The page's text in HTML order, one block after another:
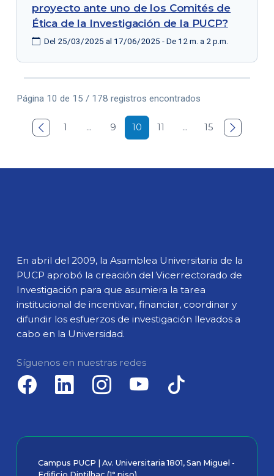
proyecto ante uno de los Comités de
Ética de la Investigación de la PUCP?
Del 25/03/2025 al 17/06/2025 - De 12 m. a 2 p.m.
Página 10 de 15 / 178 registros encontrados
 1 … 9 10 11 … 15 
En abril del 2009, la Asamblea Universitaria de la
PUCP aprobó la creación del Vicerrectorado de
Investigación para que asumiera la tarea
institucional de incentivar, financiar, coordinar y
difundir los esfuerzos de investigación llevados a
cabo en la Universidad.
Síguenos en nuestras redes
Campus PUCP | Av. Universitaria 1801, San Miguel -